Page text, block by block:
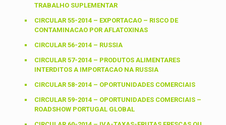
TRABALHO SUPLEMENTAR
CIRCULAR 55-2014 – EXPORTACAO – RISCO DE
CONTAMINACAO POR AFLATOXINAS
CIRCULAR 56-2014 – RUSSIA
CIRCULAR 57-2014 – PRODUTOS ALIMENTARES
INTERDITOS A IMPORTACAO NA RUSSIA
CIRCULAR 58-2014 – OPORTUNIDADES COMERCIAIS
CIRCULAR 59-2014 – OPORTUNIDADES COMERCIAIS –
ROADSHOW PORTUGAL GLOBAL